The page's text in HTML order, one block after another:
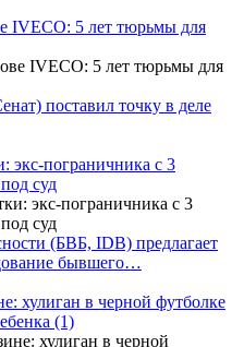
IVECO: 5 лет тюрьмы для
поставил точку в деле
экс-пограничника с 3
суд
(БВБ, IDB) предлагает
бывшего…
хулиган в черной футболке
(1)